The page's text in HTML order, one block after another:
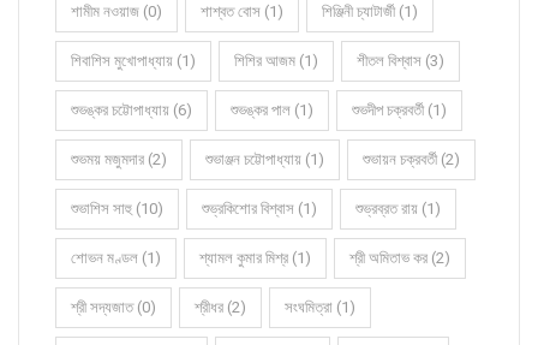
শামীম নওয়াজ (0) শাশ্বত বোস (1) শিঞ্জিনী চ্যাটার্জী (1)
শিবাশিস মুখোপাধ্যায় (1) শিশির আজম (1) শীতল বিশ্বাস (3)
শুভঙ্কর চট্টোপাধ্যায় (6) শুভঙ্কর পাল (1) শুভদীপ চক্রবর্তী (1)
শুভময় মজুমদার (2) শুভাঞ্জন চট্টোপাধ্যায় (1) শুভায়ন চক্রবর্তী (2)
শুভাশিস সাহু (10) শুভ্রকিশোর বিশ্বাস (1) শুভ্রব্রত রায় (1)
শোভন মণ্ডল (1) শ্যামল কুমার মিশ্র (1) শ্রী অমিতাভ কর (2)
শ্রী সদ্যজাত (0) শ্রীধর (2) সংঘমিত্রা (1)